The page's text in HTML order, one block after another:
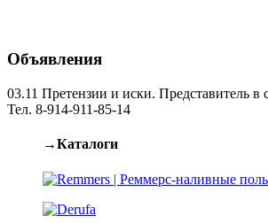
Объявления
03.11 Претензии и иски. Представитель в
Тел. 8-914-911-85-14
→Каталоги